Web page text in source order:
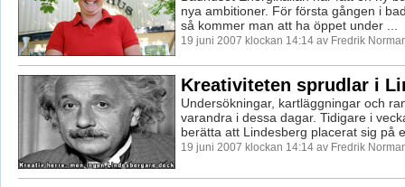
nya ambitioner. För första gången i
så kommer man att ha öppet under ...
19 juni 2007 klockan 14:14 av Fredrik
Kreativiteten sprudlar i
Undersökningar, kartläggningar och
varandra i dessa dagar. Tidigare i
berätta att Lindesberg placerat sig på
19 juni 2007 klockan 14:14 av Fredrik